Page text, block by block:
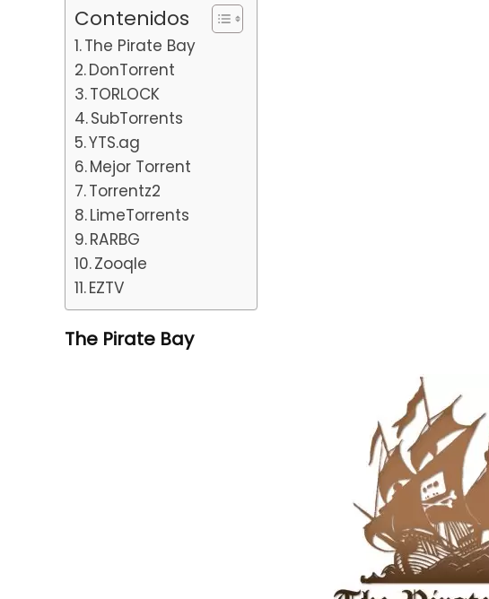
Contenidos
The Pirate Bay
DonTorrent
TORLOCK
SubTorrents
YTS.ag
Mejor Torrent
Torrentz2
LimeTorrents
RARBG
Zooqle
EZTV
The Pirate Bay